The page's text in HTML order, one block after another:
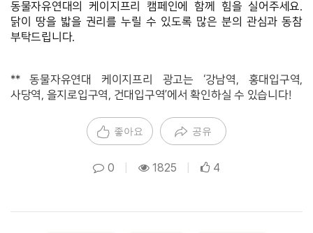
동물자유연대의 케이지프리 캠페인에 함께 힘을 실어주세요.
닭이 땅을 밟을 권리를 누릴 수 있도록 많은 분의 관심과 동참
부탁드립니다.
** 동물자유연대 케이지프리 광고는 ‘강남역, 홍대입구역,
사당역, 을지로입구역, 건대입구역’에서 확인하실 수 있습니다!
좋아요 공유
0 1825 4